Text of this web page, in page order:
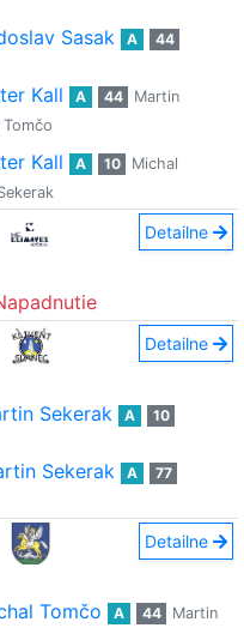
Sasak A
44
Kall A 44
Martin
Kall A 10
Michal
Detailne
Detailne
Sekerak A
10
Sekerak A
77
Detailne
Tomčo A 44
Martin